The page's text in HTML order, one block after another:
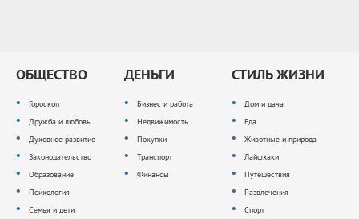
ОБЩЕСТВО
Гороскоп
Дружба и любовь
Духовное развитие
Законодательство
Образование
Психология
Семья и дети
ДЕНЬГИ
Бизнес и работа
Недвижимость
Покупки
Транспорт
Финансы
СТИЛЬ ЖИЗНИ
Дом и дача
Еда
Животные и природа
Лайфхаки
Путешествия
Развлечения
Спорт